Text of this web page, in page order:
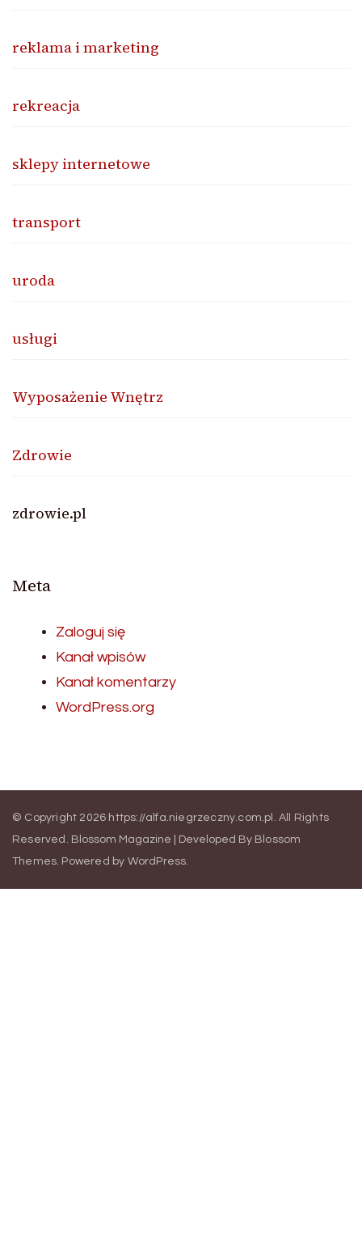
reklama i marketing
rekreacja
sklepy internetowe
transport
uroda
usługi
Wyposażenie Wnętrz
Zdrowie
zdrowie.pl
Meta
Zaloguj się
Kanał wpisów
Kanał komentarzy
WordPress.org
© Copyright 2026 https://alfa.niegrzeczny.com.pl
. All Rights
Reserved. Blossom Magazine | Developed By Blossom
Themes Powered by WordPress